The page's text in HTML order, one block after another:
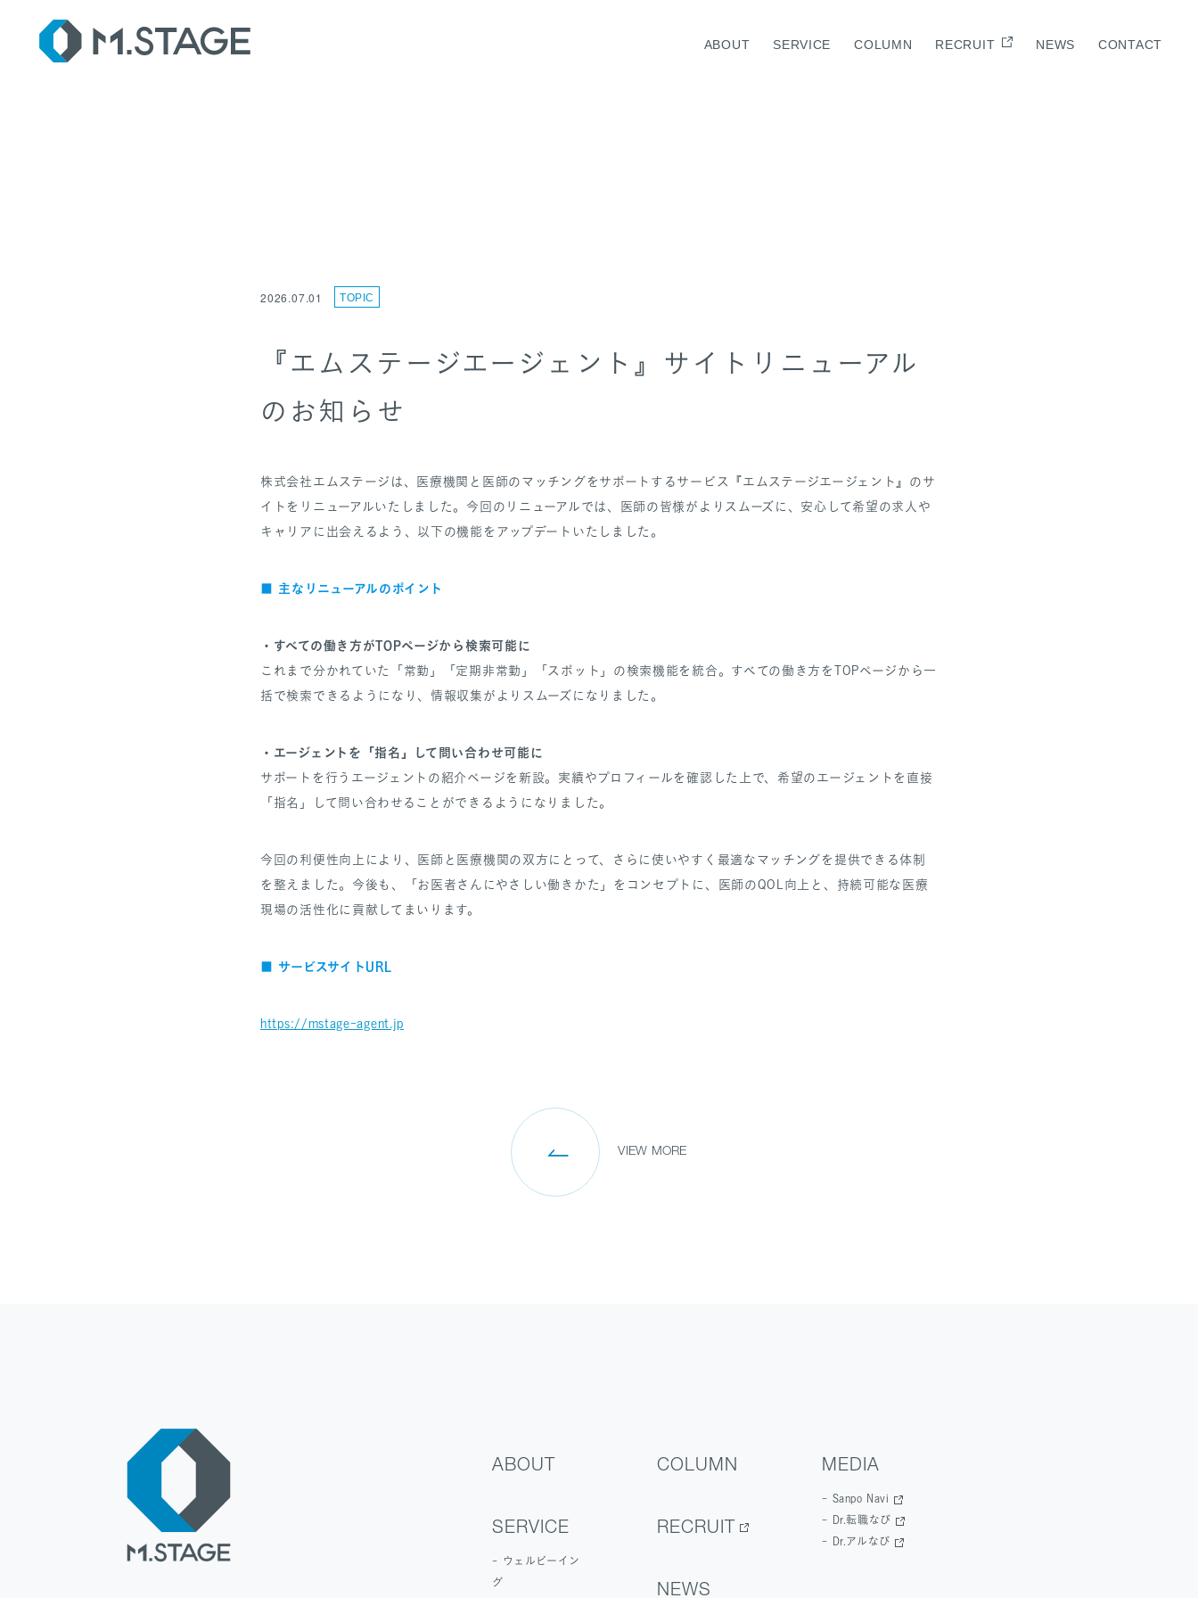
ABOUT SERVICE COLUMN RECRUIT NEWS CONTACT
2026.07.01 TOPIC
『エムステージエージェント』サイトリニューアル
のお知らせ
株式会社エムステージは、医療機関と医師のマッチングをサポートするサービス『エムステージエージェント』のサ
イトをリニューアルいたしました。今回のリニューアルでは、医師の皆様がよりスムーズに、安心して希望の求人や
キャリアに出会えるよう、以下の機能をアップデートいたしました。
■ 主なリニューアルのポイント
・すべての働き方がTOPページから検索可能に
これまで分かれていた「常勤」「定期非常勤」「スポット」の検索機能を統合。すべての働き方をTOPページから一
括で検索できるようになり、情報収集がよりスムーズになりました。
・エージェントを「指名」して問い合わせ可能に
サポートを行うエージェントの紹介ページを新設。実績やプロフィールを確認した上で、希望のエージェントを直接
「指名」して問い合わせることができるようになりました。
今回の利便性向上により、医師と医療機関の双方にとって、さらに使いやすく最適なマッチングを提供できる体制
を整えました。今後も、「お医者さんにやさしい働きかた」をコンセプトに、医師のQOL向上と、持続可能な医療
現場の活性化に貢献してまいります。
■ サービスサイトURL
https://mstage-agent.jp
VIEW MORE
ABOUT
SERVICE
ウェルビーイン
グ
COLUMN
RECRUIT
NEWS
MEDIA
Sanpo Navi
Dr.転職なび
Dr.アルなび